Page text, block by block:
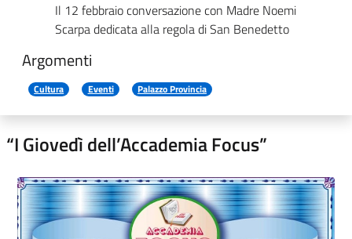
Il 12 febbraio conversazione con Madre Noemi
Scarpa dedicata alla regola di San Benedetto
Argomenti
Cultura Eventi Palazzo Provincia
“I Giovedì dell’Accademia Focus”